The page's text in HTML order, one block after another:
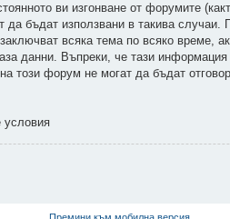
ви изгонване от форумите
да бъдат използвани в такива
всяка тема по всяко време,
данни. Въпреки, че тази
този форум не могат да бъдат
условия